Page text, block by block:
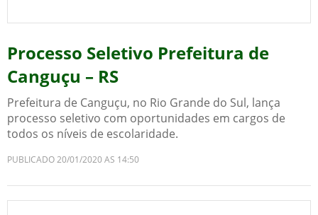
Processo Seletivo Prefeitura de
Canguçu – RS
Prefeitura de Canguçu, no Rio Grande do Sul, lança
processo seletivo com oportunidades em cargos de
todos os níveis de escolaridade.
PUBLICADO 20/01/2020 AS 14:50